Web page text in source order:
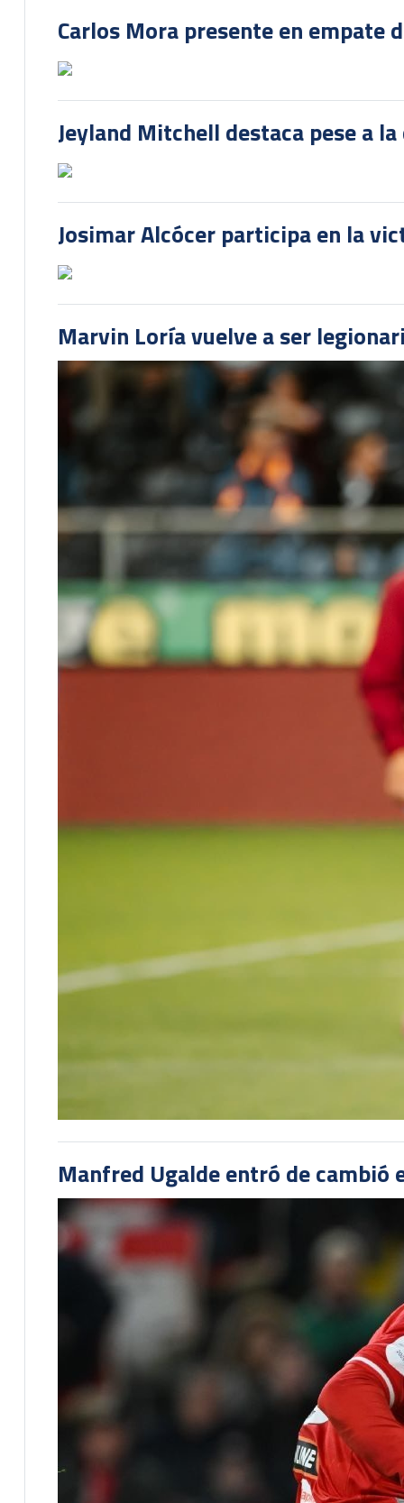
Carlos Mora presente en empate
Jeyland Mitchell destaca pese a
Josimar Alcócer participa en la
Marvin Loría vuelve a ser
Manfred Ugalde entró de cambió